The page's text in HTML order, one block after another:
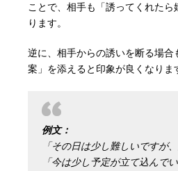
ことで、相手も「誘ってくれた
ります。
逆に、相手からの誘いを断る場合
案」を添えると印象が良くなりま
例文：
「その日は少し難しいですが
「今は少し予定が立て込ん